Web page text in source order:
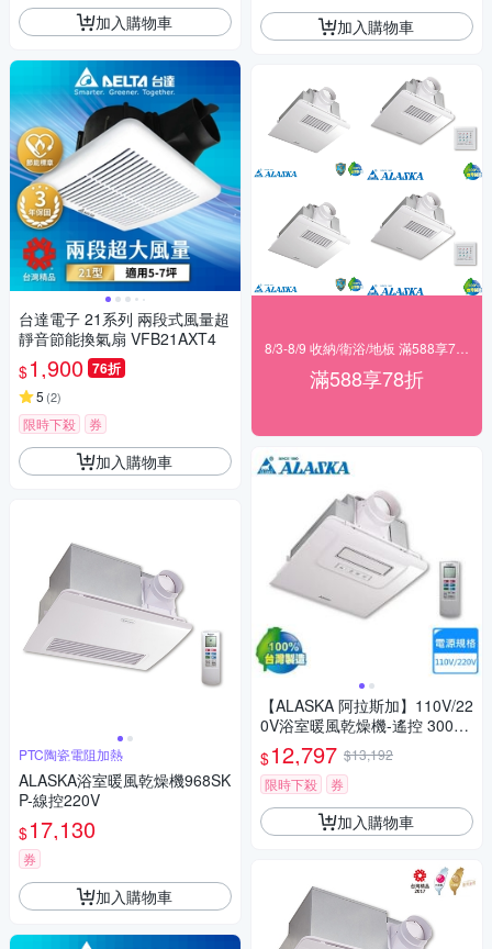
加入購物車
台達電子 21系列 兩段式風量超
靜音節能換氣扇 VFB21AXT4
$1,900 76折
5 (2)
限時下殺 券
加入購物車
PTC陶瓷電阻加熱
ALASKA浴室暖風乾燥機968SK
P-線控220V
$17,130
券
加入購物車
加入購物車
滿588享78折
【ALASKA 阿拉斯加】110V/22
0V浴室暖風乾燥機-遙控 300S
RP〈不含安裝〉
$12,797 $13,192
限時下殺
券
加入購物車